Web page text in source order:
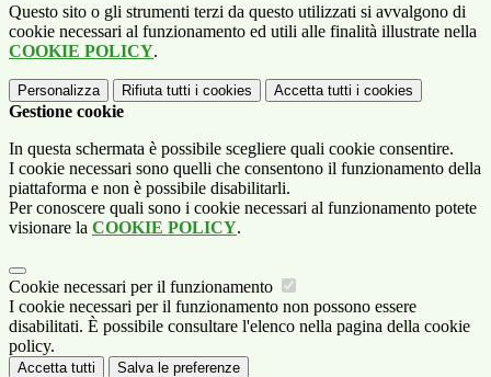
Questo sito o gli strumenti terzi da questo utilizzati si avvalgono di
cookie necessari al funzionamento ed utili alle finalità illustrate nella
COOKIE POLICY.
Personalizza Rifiuta tutti i cookies Accetta tutti i cookies
Gestione cookie
In questa schermata è possibile scegliere quali cookie consentire.
I cookie necessari sono quelli che consentono il funzionamento della
piattaforma e non è possibile disabilitarli.
Per conoscere quali sono i cookie necessari al funzionamento potete
visionare la COOKIE POLICY.
Cookie necessari per il funzionamento
I cookie necessari per il funzionamento non possono essere
disabilitati. È possibile consultare l'elenco nella pagina della cookie
policy.
Accetta tutti Salva le preferenze